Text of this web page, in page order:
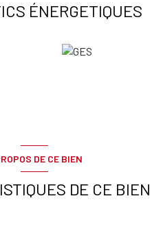
ÉNERGETIQUES
DE CE BIEN
DE CE BIEN